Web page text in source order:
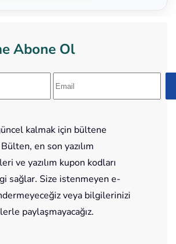
Abone Ol
kalmak için bültene
en son yazılım
ve yazılım kupon kodları
sağlar. Size istenmeyen e-
veya bilgilerinizi
paylaşmayacağız.